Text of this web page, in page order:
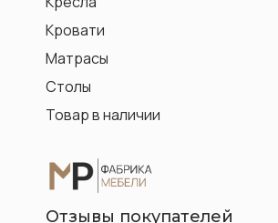
Отзывы покупателей
Кровати
Столы
Матрасы
Товар в наличии